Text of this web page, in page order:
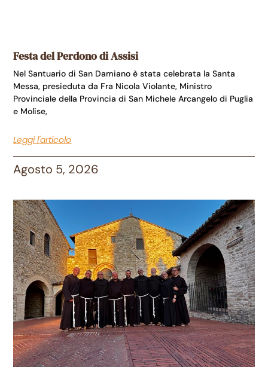
Festa del Perdono di Assisi
Nel Santuario di San Damiano è stata celebrata la Santa
Messa, presieduta da Fra Nicola Violante, Ministro
Provinciale della Provincia di San Michele Arcangelo di Puglia
e Molise,
Leggi l'articolo
Agosto 5, 2026